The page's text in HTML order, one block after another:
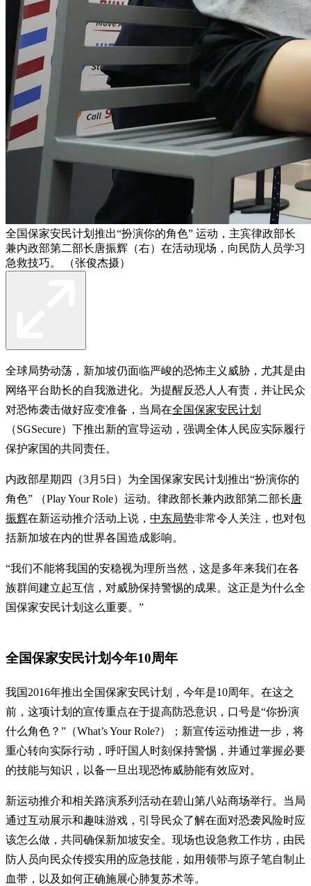
全国保家安民计划推出“扮演你的角色” 运动，主宾律政部长
兼内政部第二部长唐振辉（右）在活动现场，向民防人员学习
急救技巧。 （张俊杰摄）
全球局势动荡，新加坡仍面临严峻的恐怖主义威胁，尤其是由
网络平台助长的自我激进化。为提醒反恐人人有责，并让民众
对恐怖袭击做好应变准备，当局在全国保家安民计划
（SGSecure）下推出新的宣导运动，强调全体人民应实际履行
保护家国的共同责任。
内政部星期四（3月5日）为全国保家安民计划推出“扮演你的
角色” （Play Your Role）运动。律政部长兼内政部第二部长唐
振辉在新运动推介活动上说， 中东局势非常令人关注，也对包
括新加坡在内的世界各国造成影响。
“我们不能将我国的安稳视为理所当然，这是多年来我们在各
族群间建立起互信，对威胁保持警惕的成果。这正是为什么全
国保家安民计划这么重要。”
全国保家安民计划今年10周年
我国2016年推出全国保家安民计划，今年是10周年。在这之
前，这项计划的宣传重点在于提高防恐意识，口号是“你扮演
什么角色？”（What’s Your Role?）；新宣传运动推进一步，将
重心转向实际行动，呼吁国人时刻保持警惕，并通过掌握必要
的技能与知识，以备一旦出现恐怖威胁能有效应对。
新运动推介和相关路演系列活动在碧山第八站商场举行。当局
通过互动展示和趣味游戏，引导民众了解在面对恐袭风险时应
该怎么做，共同确保新加坡安全。现场也设急救工作坊，由民
防人员向民众传授实用的应急技能，如用领带与原子笔自制止
血带，以及如何正确施展心肺复苏术等。